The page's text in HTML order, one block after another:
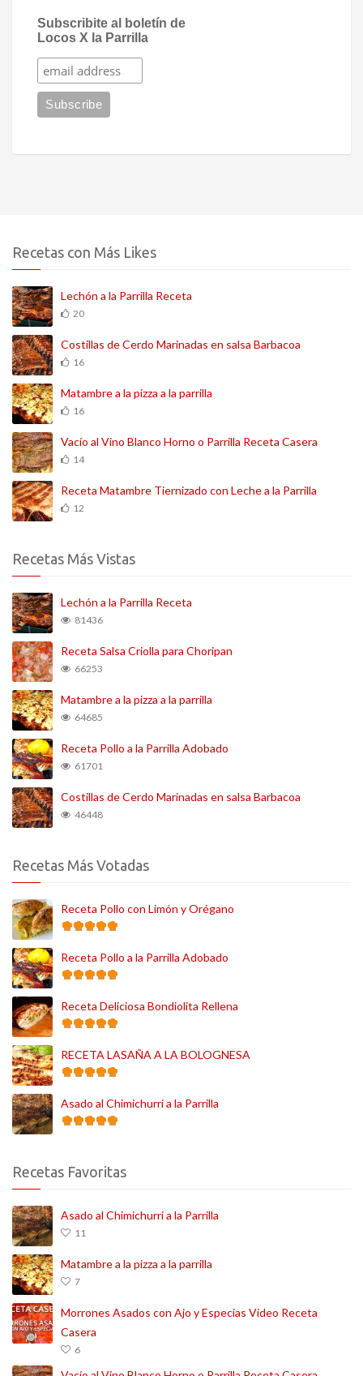
Subscribite al boletín de
Locos X la Parrilla
Recetas con Más Likes
Lechón a la Parrilla Receta
20
Costillas de Cerdo Marinadas en salsa Barbacoa
16
Matambre a la pizza a la parrilla
16
Vacío al Vino Blanco Horno o Parrilla Receta Casera
14
Receta Matambre Tiernizado con Leche a la Parrilla
12
Recetas Más Vistas
Lechón a la Parrilla Receta
81436
Receta Salsa Criolla para Choripan
66253
Matambre a la pizza a la parrilla
64685
Receta Pollo a la Parrilla Adobado
61701
Costillas de Cerdo Marinadas en salsa Barbacoa
46448
Recetas Más Votadas
Receta Pollo con Limón y Orégano
Receta Pollo a la Parrilla Adobado
Receta Deliciosa Bondiolita Rellena
RECETA LASAÑA A LA BOLOGNESA
Asado al Chimichurri a la Parrilla
Recetas Favoritas
Asado al Chimichurri a la Parrilla
11
Matambre a la pizza a la parrilla
7
Morrones Asados con Ajo y Especias Video Receta
Casera
6